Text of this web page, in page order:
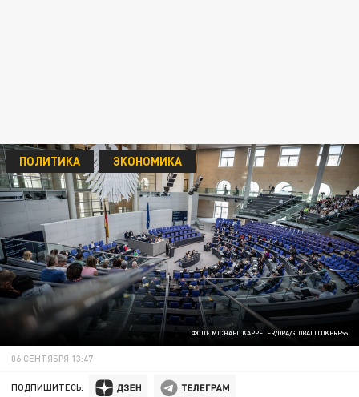
ФОТО: MICHAEL KAPPELER/DPA/GLOBALLOOKPRESS
ПОЛИТИКА ЭКОНОМИКА
06 СЕНТЯБРЯ 13:47
ПОДПИШИТЕСЬ: